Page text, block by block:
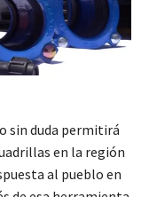
sin duda permitirá
en la región
al pueblo en